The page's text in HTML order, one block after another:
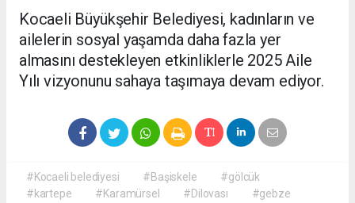
Kocaeli Büyükşehir Belediyesi, kadınların ve
ailelerin sosyal yaşamda daha fazla yer
almasını destekleyen etkinliklerle 2025 Aile
Yılı vizyonunu sahaya taşımaya devam ediyor.
#Kocaeli belediyesi #Başiskele
#gölcük
#kartepe
#Karamürsel #Dilovası
#gebze